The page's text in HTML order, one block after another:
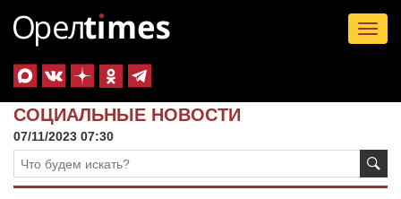
СОЦИАЛЬНЫЕ НОВОСТИ
07/11/2023 07:30